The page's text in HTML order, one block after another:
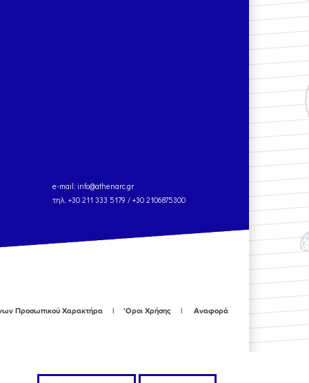
e-mail: info@athenarc.gr
τηλ. +30 211 333 5179 / +30 2106875300
Προσωπικού Χαρακτήρα 'Οροι Χρήσης Αναφορά